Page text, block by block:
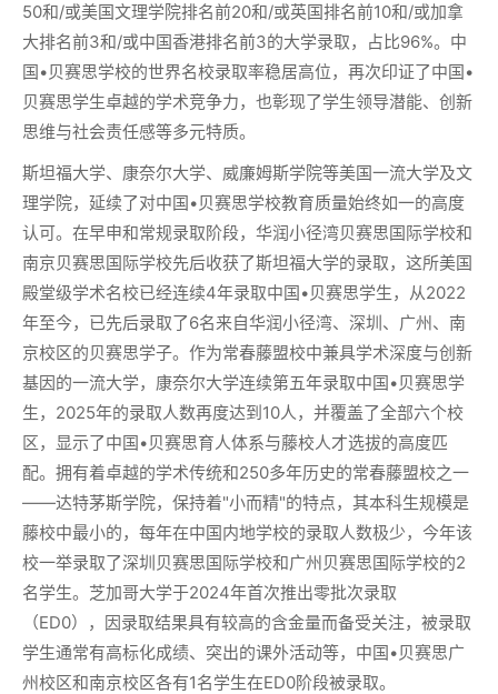
50和/或美国文理学院排名前20和/或英国排名前10和/或加拿
大排名前3和/或中国香港排名前3的大学录取，占比96%。中
国•贝赛思学校的世界名校录取率稳居高位，再次印证了中国•
贝赛思学生卓越的学术竞争力，也彰现了学生领导潜能、创新
思维与社会责任感等多元特质。
斯坦福大学、康奈尔大学、威廉姆斯学院等美国一流大学及文
理学院，延续了对中国•贝赛思学校教育质量始终如一的高度
认可。在早申和常规录取阶段，华润小径湾贝赛思国际学校和
南京贝赛思国际学校先后收获了斯坦福大学的录取，这所美国
殿堂级学术名校已经连续4年录取中国•贝赛思学生，从2022
年至今，已先后录取了6名来自华润小径湾、深圳、广州、南
京校区的贝赛思学子。作为常春藤盟校中兼具学术深度与创新
基因的一流大学，康奈尔大学连续第五年录取中国•贝赛思学
生，2025年的录取人数再度达到10人，并覆盖了全部六个校
区，显示了中国•贝赛思育人体系与藤校人才选拔的高度匹
配。拥有着卓越的学术传统和250多年历史的常春藤盟校之一
——达特茅斯学院，保持着"小而精"的特点，其本科生规模是
藤校中最小的，每年在中国内地学校的录取人数极少，今年该
校一举录取了深圳贝赛思国际学校和广州贝赛思国际学校的2
名学生。芝加哥大学于2024年首次推出零批次录取
（ED0），因录取结果具有较高的含金量而备受关注，被录取
学生通常有高标化成绩、突出的课外活动等，中国•贝赛思广
州校区和南京校区各有1名学生在ED0阶段被录取。